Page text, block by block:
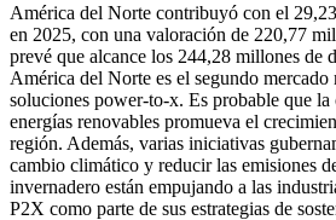
América del Norte contribuyó con el
en 2025, con una valoración de 220,77
prevé que alcance los 244,28 millones de
América del Norte es el segundo mercado
soluciones power-to-x. Es probable que la
energías renovables promueva el
región. Además, varias iniciativas
cambio climático y reducir las emisiones
invernadero están empujando a las
P2X como parte de sus estrategias de